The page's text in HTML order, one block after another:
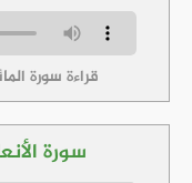
قراءة سورة
سورة